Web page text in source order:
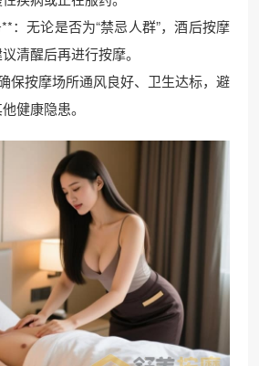
：无论是否为“禁忌人群”，酒后按摩
清醒后再进行按摩。
保按摩场所通风良好、卫生达标，避
健康隐患。